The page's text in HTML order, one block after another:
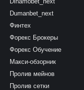
Dumanbet_next
Финтех
Форекс Брокеры
Форекс Обучение
Макси-обзорник
Пролив мейнов
Пролив сетки